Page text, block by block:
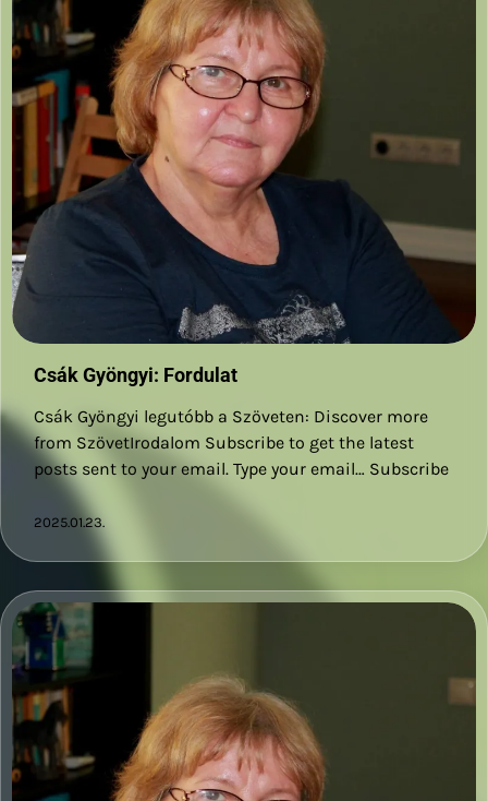
Csák Gyöngyi: Fordulat
Csák Gyöngyi legutóbb a Szöveten: Discover more
from SzövetIrodalom Subscribe to get the latest
posts sent to your email. Type your email… Subscribe
2025.01.23.